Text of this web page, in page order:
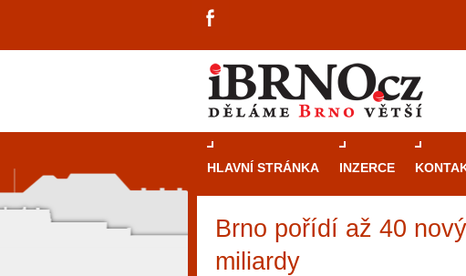
HLAVNÍ STRÁNKA INZERCE
Brno pořídí až 40
miliardy